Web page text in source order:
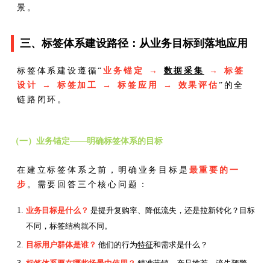
景。
三、标签体系建设路径：从业务目标到落地应用
标签体系建设遵循“业务锚定 → 数据采集
→ 标签
设计 → 标签加工 → 标签应用 → 效果评估 ”的全
链路闭环。
（一）业务锚定——明确标签体系的目标
在建立标签体系之前，明确业务目标是 最重要的一
步 。需要回答三个核心问题：
业务目标是什么？ 是提升复购率、降低流失，还是拉新转化？目标
不同，标签结构就不同。
目标用户群体是谁？ 他们的行为特征和需求是什么？